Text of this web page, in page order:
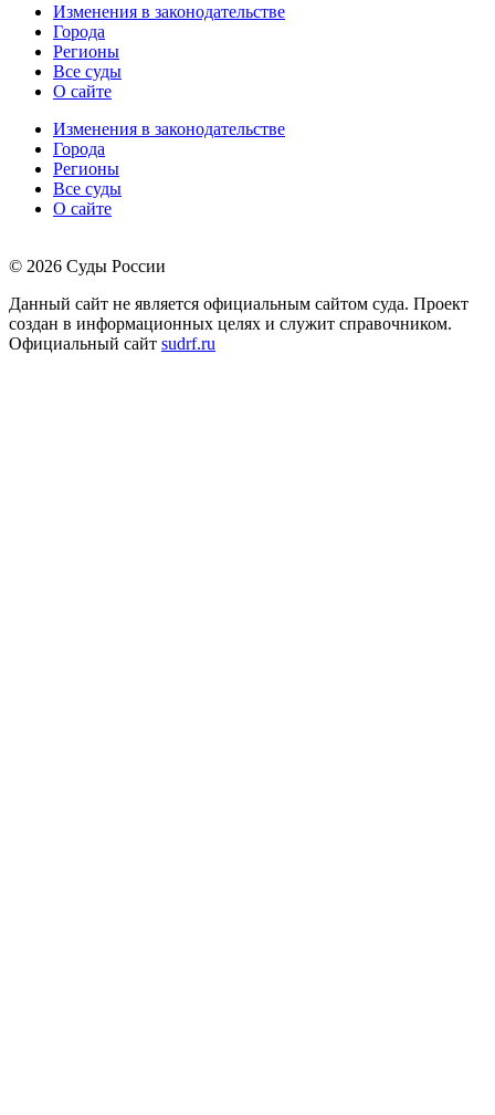
Изменения в законодательстве
Города
Регионы
Все суды
О сайте
Изменения в законодательстве
Города
Регионы
Все суды
О сайте
© 2026 Суды России
Данный сайт не является официальным сайтом суда. Проект
создан в информационных целях и служит справочником.
Официальный сайт sudrf.ru